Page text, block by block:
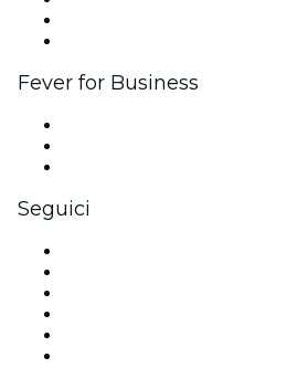
Fever for Business
Seguici